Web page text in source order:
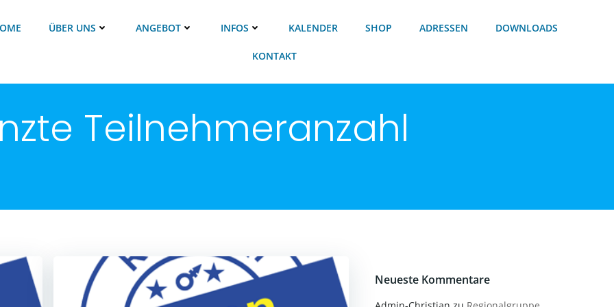
ÜBER UNS ANGEBOT INFOS KALENDER SHOP ADRESSEN DOWNLOADS
KONTAKT
Teilnehmeranzahl
Neueste Kommentare